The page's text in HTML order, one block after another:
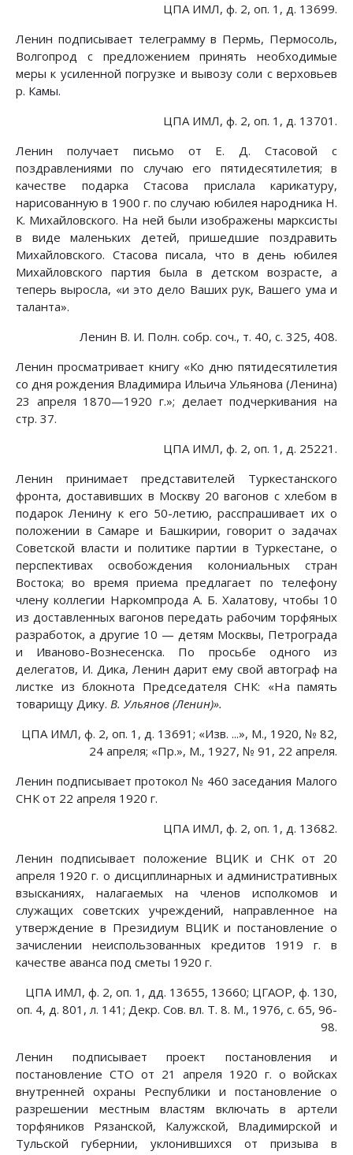
ЦПА ИМЛ, ф. 2, оп. 1, д. 13699.
Ленин подписывает телеграмму в Пермь, Пермосоль,
Волгопрод с предложением принять необходимые
меры к усиленной погрузке и вывозу соли с верховьев
р. Камы.
ЦПА ИМЛ, ф. 2, оп. 1, д. 13701.
Ленин получает письмо от Е. Д. Стасовой с
поздравлениями по случаю его пятидесятилетия; в
качестве подарка Стасова прислала карикатуру,
нарисованную в 1900 г. по случаю юбилея народника Н.
К. Михайловского. На ней были изображены марксисты
в виде маленьких детей, пришедшие поздравить
Михайловского. Стасова писала, что в день юбилея
Михайловского партия была в детском возрасте, а
теперь выросла, «и это дело Ваших рук, Вашего ума и
таланта».
Ленин В. И. Полн. собр. соч., т. 40, с. 325, 408.
Ленин просматривает книгу «Ко дню пятидесятилетия
со дня рождения Владимира Ильича Ульянова (Ленина)
23 апреля 1870—1920 г.»; делает подчеркивания на
стр. 37.
ЦПА ИМЛ, ф. 2, оп. 1, д. 25221.
Ленин принимает представителей Туркестанского
фронта, доставивших в Москву 20 вагонов с хлебом в
подарок Ленину к его 50-летию, расспрашивает их о
положении в Самаре и Башкирии, говорит о задачах
Советской власти и политике партии в Туркестане, о
перспективах освобождения колониальных стран
Востока; во время приема предлагает по телефону
члену коллегии Наркомпрода А. Б. Халатову, чтобы 10
из доставленных вагонов передать рабочим торфяных
разработок, а другие 10 — детям Москвы, Петрограда
и Иваново-Вознесенска. По просьбе одного из
делегатов, И. Дика, Ленин дарит ему свой автограф на
листке из блокнота Председателя СНК: «На память
товарищу Дику. В. Ульянов (Ленин)».
ЦПА ИМЛ, ф. 2, оп. 1, д. 13691; «Изв. ...», М., 1920, № 82,
24 апреля; «Пр.», М., 1927, № 91, 22 апреля.
Ленин подписывает протокол № 460 заседания Малого
СНК от 22 апреля 1920 г.
ЦПА ИМЛ, ф. 2, оп. 1, д. 13682.
Ленин подписывает положение ВЦИК и СНК от 20
апреля 1920 г. о дисциплинарных и административных
взысканиях, налагаемых на членов исполкомов и
служащих советских учреждений, направленное на
утверждение в Президиум ВЦИК и постановление о
зачислении неиспользованных кредитов 1919 г. в
качестве аванса под сметы 1920 г.
ЦПА ИМЛ, ф. 2, оп. 1, дд. 13655, 13660; ЦГАОР, ф. 130,
оп. 4, д. 801, л. 141; Декр. Сов. вл. Т. 8. М., 1976, с. 65, 96-
98.
Ленин подписывает проект постановления и
постановление СТО от 21 апреля 1920 г. о войсках
внутренней охраны Республики и постановление о
разрешении местным властям включать в артели
торфяников Рязанской, Калужской, Владимирской и
Тульской губернии, уклонившихся от призыва в